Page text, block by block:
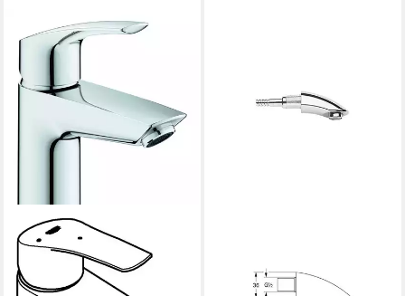
GROHE
Waschtischarmatur
Eurosmart Einhand-
Waschtischbatterie mit
lieferbar - in 3-4 Werktagen bei dir